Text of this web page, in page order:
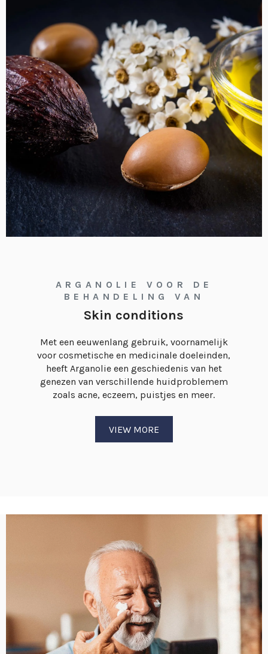
ARGANOLIE VOOR DE
BEHANDELING VAN
Skin conditions
Met een eeuwenlang gebruik, voornamelijk
voor cosmetische en medicinale doeleinden,
heeft Arganolie een geschiedenis van het
genezen van verschillende huidproblemem
zoals acne, eczeem, puistjes en meer.
VIEW MORE